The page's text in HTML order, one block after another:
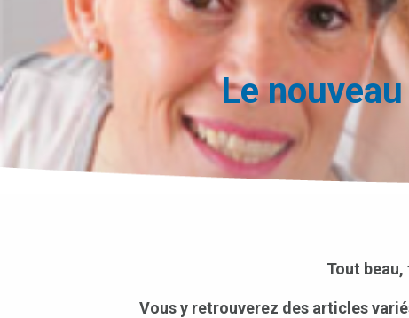
Le
Tout
Vous y retrouverez des articles